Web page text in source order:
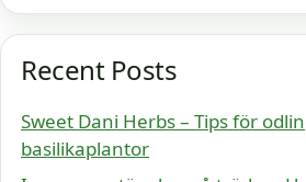
Recent Posts
Sweet Dani Herbs – Tips för
basilikaplantor